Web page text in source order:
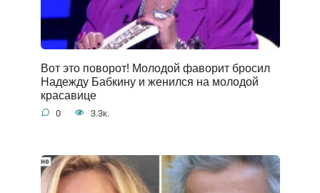
Вот это поворот! Молодой фаворит бросил
Надежду Бабкину и женился на молодой
красавице
0 3.3к.